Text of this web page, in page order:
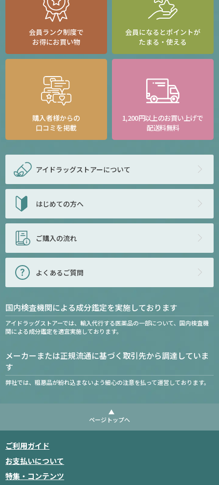
会員ランク制度で
お得にお買い物
会員になるとポイントが
たまる・使える
購入者様からの
口コミを掲載
1,200円以上のお買い上げで
配送料無料
アイドラッグストアーについて
はじめての方へ
ご購入の流れ
よくあるご質問
国内検査機関による成分鑑定を実施しております
アイドラッグストアーでは、輸入代行する医薬品の一部について、国内検査機
関による成分鑑定を適宜実施しております。
メーカーまたは正規流通に基づく取引先から調達していま
す
弊社では、粗悪品が紛れ込まないよう細心の注意を払って運営しております。
ページトップへ
ご利用ガイド
お支払いについて
特集・コンテンツ